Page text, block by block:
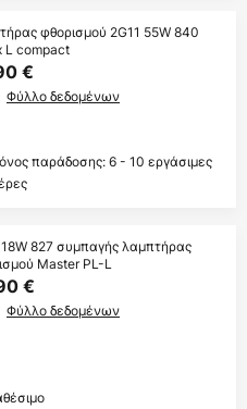
φθορισμού 2G11 55W 840
L compact
€
Φύλλο δεδομένων
παράδοσης: 6 - 10 εργάσιμες
18W 827 συμπαγής λαμπτήρας
Master PL-L
€
Φύλλο δεδομένων